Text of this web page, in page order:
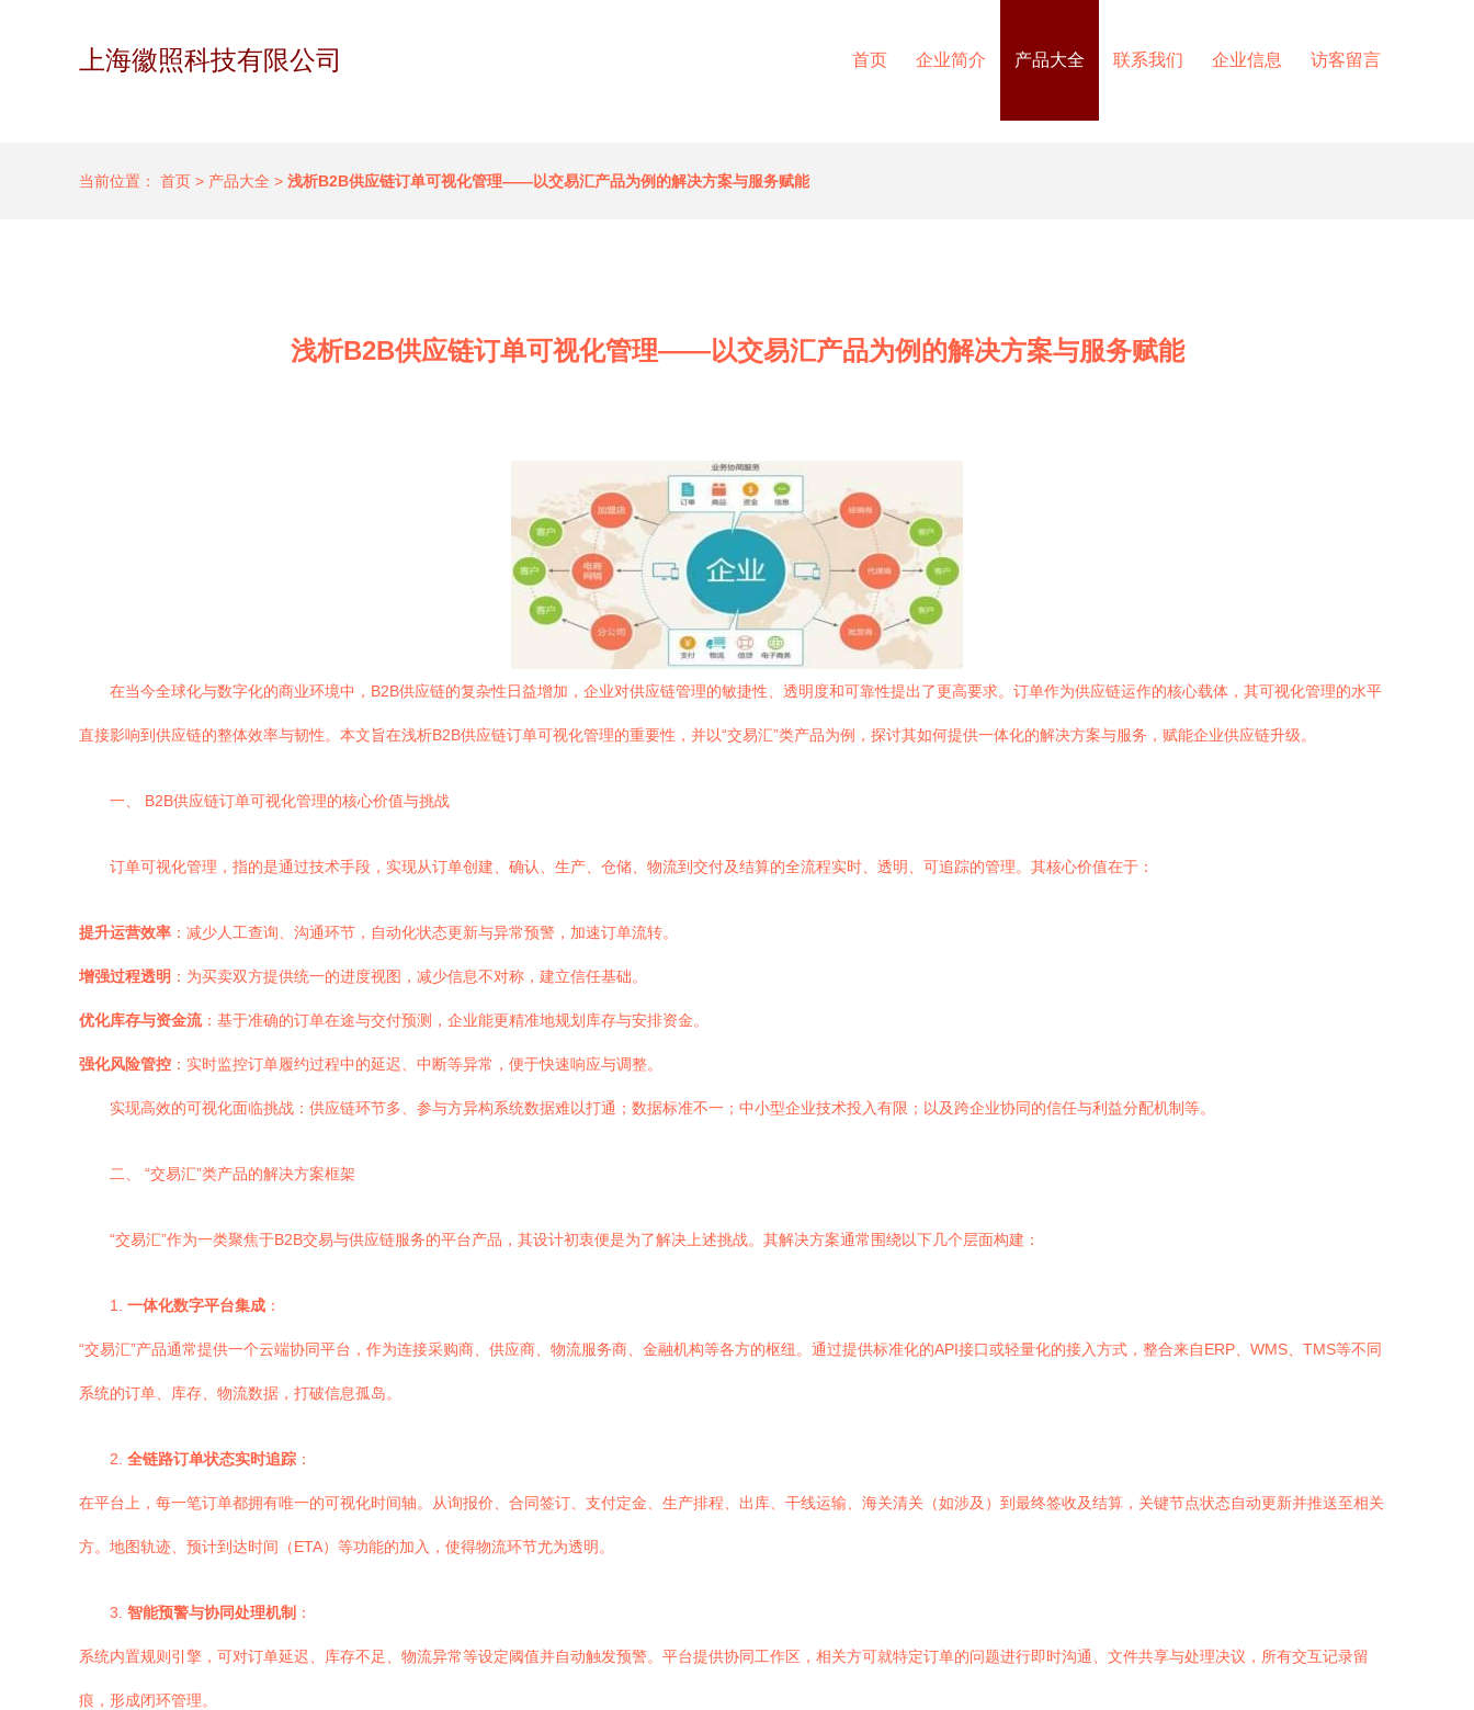
上海徽照科技有限公司 首页 企业简介 产品大全 联系我们 企业信息 访客留言
当前位置： 首页 > 产品大全 > 浅析B2B供应链订单可视化管理——以交易汇产品为例的解决方案与服务赋能
浅析B2B供应链订单可视化管理——以交易汇产品为例的解决方案与服务赋能
在当今全球化与数字化的商业环境中，B2B供应链的复杂性日益增加，企业对供应链管理的敏捷性、透明度和可靠性提出了更高要求。订单作为供应链运作的核心载体，其可视化管理的水平
直接影响到供应链的整体效率与韧性。本文旨在浅析B2B供应链订单可视化管理的重要性，并以“交易汇”类产品为例，探讨其如何提供一体化的解决方案与服务，赋能企业供应链升级。
一、 B2B供应链订单可视化管理的核心价值与挑战
订单可视化管理，指的是通过技术手段，实现从订单创建、确认、生产、仓储、物流到交付及结算的全流程实时、透明、可追踪的管理。其核心价值在于：
提升运营效率 ：减少人工查询、沟通环节，自动化状态更新与异常预警，加速订单流转。
增强过程透明 ：为买卖双方提供统一的进度视图，减少信息不对称，建立信任基础。
优化库存与资金流：基于准确的订单在途与交付预测，企业能更精准地规划库存与安排资金。
强化风险管控 ：实时监控订单履约过程中的延迟、中断等异常，便于快速响应与调整。
实现高效的可视化面临挑战：供应链环节多、参与方异构系统数据难以打通；数据标准不一；中小型企业技术投入有限；以及跨企业协同的信任与利益分配机制等。
二、 “交易汇”类产品的解决方案框架
“交易汇”作为一类聚焦于B2B交易与供应链服务的平台产品，其设计初衷便是为了解决上述挑战。其解决方案通常围绕以下几个层面构建：
1. 一体化数字平台集成 ：
“交易汇”产品通常提供一个云端协同平台，作为连接采购商、供应商、物流服务商、金融机构等各方的枢纽。通过提供标准化的API接口或轻量化的接入方式，整合来自ERP、WMS、TMS等不同
系统的订单、库存、物流数据，打破信息孤岛。
2. 全链路订单状态实时追踪 ：
在平台上，每一笔订单都拥有唯一的可视化时间轴。从询报价、合同签订、支付定金、生产排程、出库、干线运输、海关清关（如涉及）到最终签收及结算，关键节点状态自动更新并推送至相关
方。地图轨迹、预计到达时间（ETA）等功能的加入，使得物流环节尤为透明。
3. 智能预警与协同处理机制 ：
系统内置规则引擎，可对订单延迟、库存不足、物流异常等设定阈值并自动触发预警。平台提供协同工作区，相关方可就特定订单的问题进行即时沟通、文件共享与处理决议，所有交互记录留
痕，形成闭环管理。